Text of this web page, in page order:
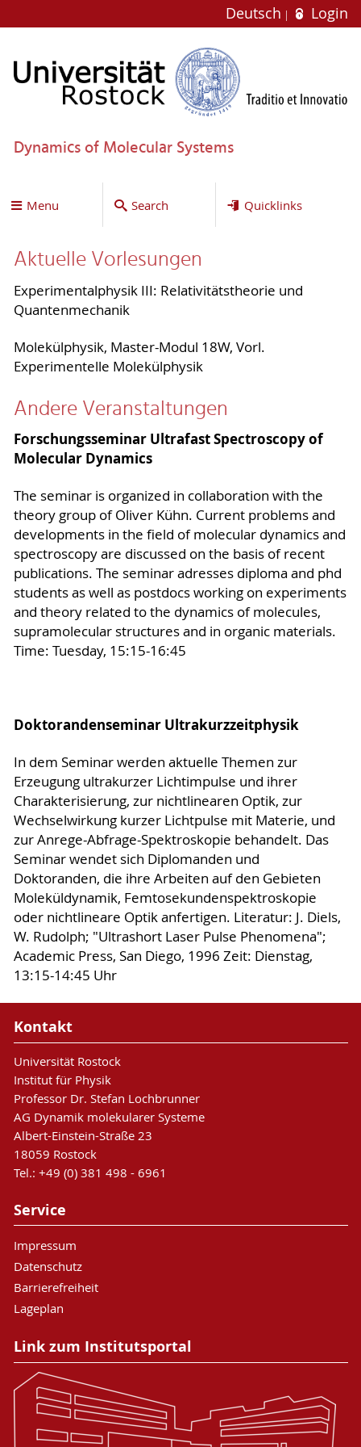
Deutsch Login
Dynamics of Molecular Systems
Menu Search Quicklinks
Aktuelle Vorlesungen
Experimentalphysik III: Relativitätstheorie und
Quantenmechanik
Molekülphysik, Master-Modul 18W, Vorl.
Experimentelle Molekülphysik
Andere Veranstaltungen
Forschungsseminar Ultrafast Spectroscopy of
Molecular Dynamics
The seminar is organized in collaboration with the
theory group of Oliver Kühn. Current problems and
developments in the field of molecular dynamics and
spectroscopy are discussed on the basis of recent
publications. The seminar adresses diploma and phd
students as well as postdocs working on experiments
and theory related to the dynamics of molecules,
supramolecular structures and in organic materials.
Time: Tuesday, 15:15-16:45
Doktorandenseminar Ultrakurzzeitphysik
In dem Seminar werden aktuelle Themen zur
Erzeugung ultrakurzer Lichtimpulse und ihrer
Charakterisierung, zur nichtlinearen Optik, zur
Wechselwirkung kurzer Lichtpulse mit Materie, und
zur Anrege-Abfrage-Spektroskopie behandelt. Das
Seminar wendet sich Diplomanden und
Doktoranden, die ihre Arbeiten auf den Gebieten
Moleküldynamik, Femtosekundenspektroskopie
oder nichtlineare Optik anfertigen. Literatur: J. Diels,
W. Rudolph; "Ultrashort Laser Pulse Phenomena";
Academic Press, San Diego, 1996 Zeit: Dienstag,
13:15-14:45 Uhr
Kontakt
Universität Rostock
Institut für Physik
Professor Dr. Stefan Lochbrunner
AG Dynamik molekularer Systeme
Albert-Einstein-Straße 23
18059 Rostock
Tel.: +49 (0) 381 498 - 6961
Service
Impressum
Datenschutz
Barrierefreiheit
Lageplan
Link zum Institutsportal